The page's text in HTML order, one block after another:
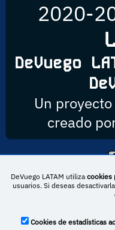
2020-
DeVuego
Un
creado
Esta obra está bajo una
NoComercial-
DeVuego LATAM utiliza cookies
usuarios. Si deseas
Cookies de estadísticas